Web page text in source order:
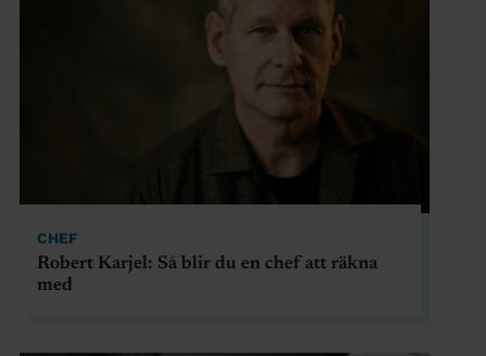
CHEF
Robert Karjel: Så blir du en chef att räkna
med